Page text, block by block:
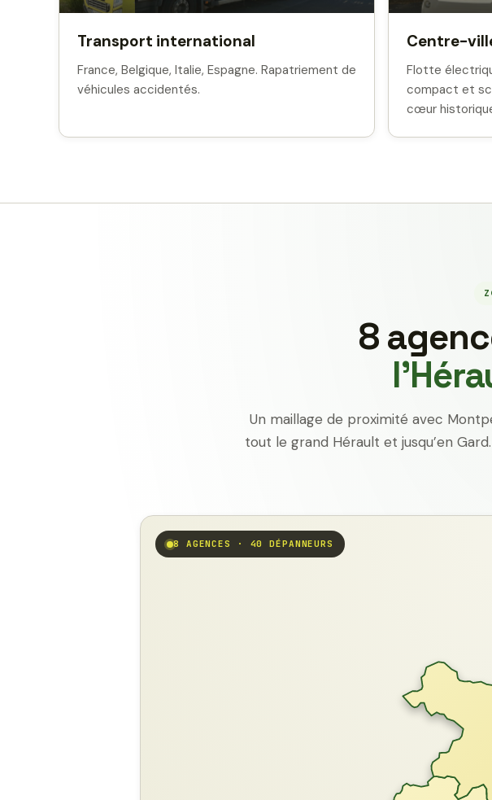
Transport international
France, Belgique, Italie, Espagne. Rapatriement de
véhicules accidentés.
Centre-
Flotte
compact et
cœur
8
Un maillage de proximité avec
tout le grand Hérault et jusqu’en
8 AGENCES · 40 DÉPANNEURS